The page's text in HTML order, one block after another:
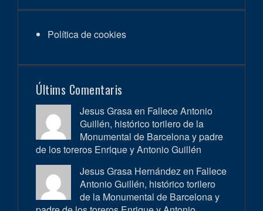
Política de cookies
Últims Comentaris
Jesus Grasa en Fallece Antonio
Guillén, histórico torilero de la
Monumental de Barcelona y padre
de los toreros Enrique y Antonio Guillén
Jesus Grasa Hernández en Fallece
Antonio Guillén, histórico torilero
de la Monumental de Barcelona y